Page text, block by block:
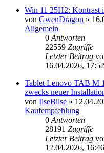
Win 11 25H2: Kontrast
von GwenDragon »
Allgemein
0Antworten
22559 Zugriffe
Letzter Beitrag
16.04.2026, 17:52
Tablet Lenovo TAB M
zwecks neuer
von IlseBilse »
Kaufempfehlung
0Antworten
28191 Zugriffe
Letzter Beitrag
12.04.2026, 16:46